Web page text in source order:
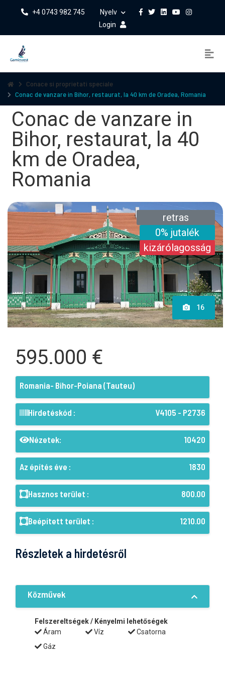
+4 0743 982 745
Nyelv
Login
Conace si proprietati speciale
Conac de vanzare in Bihor, restaurat, la 40 km de Oradea, Romania
Conac de vanzare in
Bihor, restaurat, la 40
km de Oradea,
Romania
retras
0% jutalék
kizárólagosság
16
595.000 €
Romania- Bihor-Poiana (Tauteu)
Hirdetéskód : V4105 - P2736
Nézetek: 10420
Az építés éve : 1830
Hasznos terület : 800.00
Beépített terület : 1210.00
Részletek a hirdetésről
Közművek
Felszereltségek / Kényelmi lehetőségek
Áram
Víz
Csatorna
Gáz